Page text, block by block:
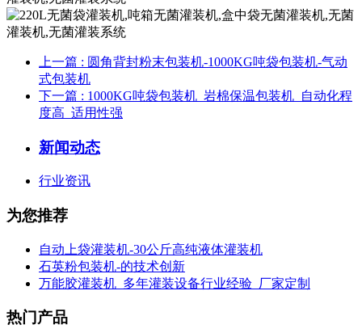
上一篇 : 圆角背封粉末包装机-1000KG吨袋包装机-气动
式包装机
下一篇 : 1000KG吨袋包装机_岩棉保温包装机_自动化程
度高_适用性强
新闻动态
行业资讯
为您推荐
自动上袋灌装机-30公斤高纯液体灌装机
石英粉包装机-的技术创新
万能胶灌装机_多年灌装设备行业经验_厂家定制
热门产品